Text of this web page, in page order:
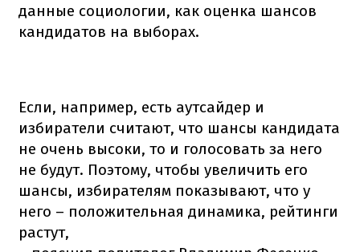
данные социологии, как оценка шансов
кандидатов на выборах.
Если, например, есть аутсайдер и
избиратели считают, что шансы кандидата
не очень высоки, то и голосовать за него
не будут. Поэтому, чтобы увеличить его
шансы, избирателям показывают, что у
него – положительная динамика, рейтинги
растут,